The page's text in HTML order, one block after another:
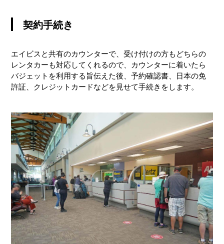
契約手続き
エイビスと共有のカウンターで、受け付けの方もどちらの
レンタカーも対応してくれるので、カウンターに着いたら
バジェットを利用する旨伝えた後、予約確認書、日本の免
許証、クレジットカードなどを見せて手続きをします。